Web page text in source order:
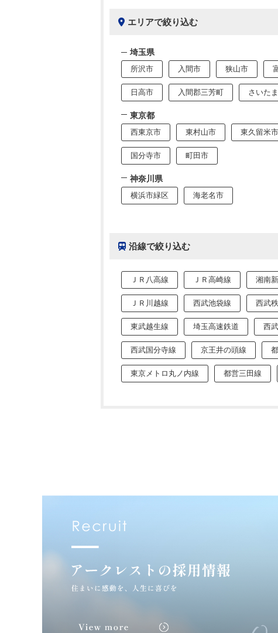
エリアで絞り込む
埼玉県
所沢市 入間市 狭山市
日高市 入間郡三芳町 さいた
東京都
西東京市 東村山市 東久留米市
国分寺市 町田市
神奈川県
横浜市緑区 海老名市
沿線で絞り込む
ＪＲ八高線 ＪＲ高崎線 湘南
ＪＲ川越線 西武池袋線 西武
東武越生線 埼玉高速鉄道 西
西武国分寺線 京王井の頭線
東京メトロ丸ノ内線 都営三田線